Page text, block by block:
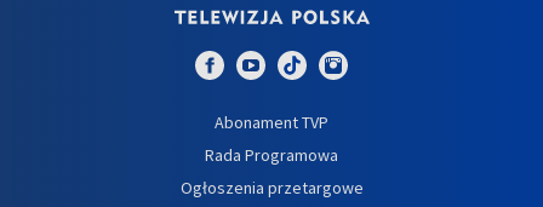
Abonament TVP
Rada Programowa
Ogłoszenia przetargowe